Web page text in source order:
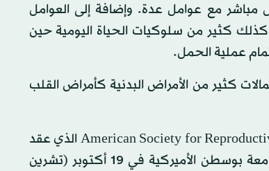
مباشر مع عوامل عدة. وإضافة إلى العوامل
كثير من سلوكيات الحياة اليومية حين
عملية الحمل.
كثير من الأمراض البدنية كأمراض القلب
وضمن فعاليات المؤتمر السنوي للمجمع الأميركي للطب التناسلي American Society for Reproductive Medicine الذي عقد
في سالت ليك سيتي بولاية يوتا الأميركية، عرض الباحثون من كلية الطب بجامعة بوسطن الأميركية في 19 أكتوبر (تشرين